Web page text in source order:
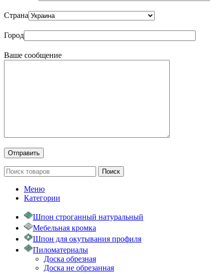
Страна
Город
Ваше сообщение
Поиск
Меню
Категории
Шпон строганный натуральный
Мебельная кромка
Шпон для окутывания профиля
Пиломатериалы
Доска обрезная
Доска не обрезанная